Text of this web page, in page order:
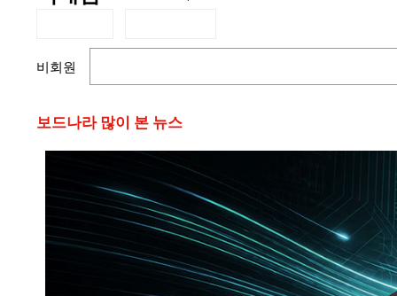
비회원
보드나라 많이 본 뉴스